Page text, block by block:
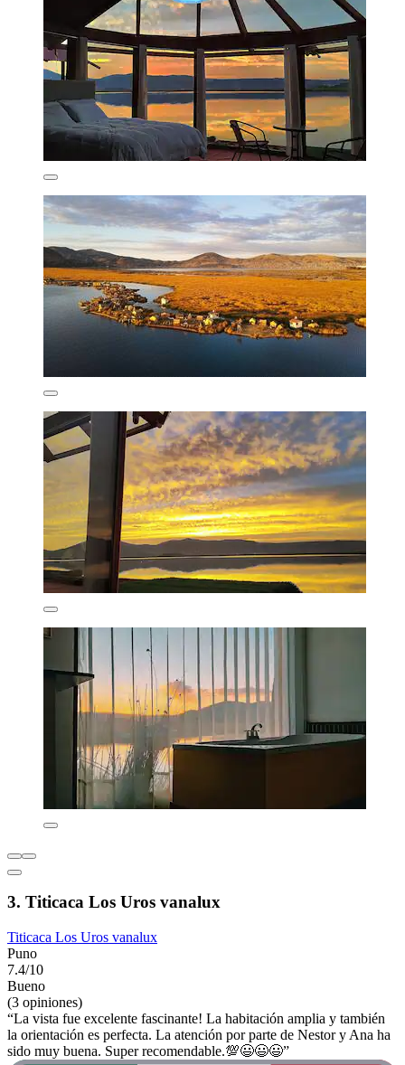
3. Titicaca Los Uros vanalux
Titicaca Los Uros vanalux
Puno
7.4/10
Bueno
(3 opiniones)
“La vista fue excelente fascinante! La habitación amplia y también
la orientación es perfecta. La atención por parte de Nestor y Ana ha
sido muy buena. Super recomendable.💯😃😃😃”